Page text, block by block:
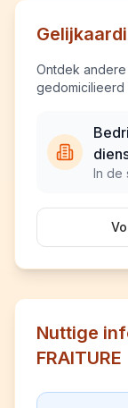
Ontdek
gedomicilieerd
In de
Nuttige
FRAITURE